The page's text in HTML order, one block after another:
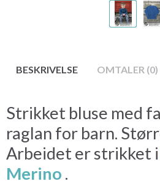
BESKRIVELSE OMTALER (0)
Strikket bluse med
raglan for barn.
Arbeidet er strikket i
Merino .